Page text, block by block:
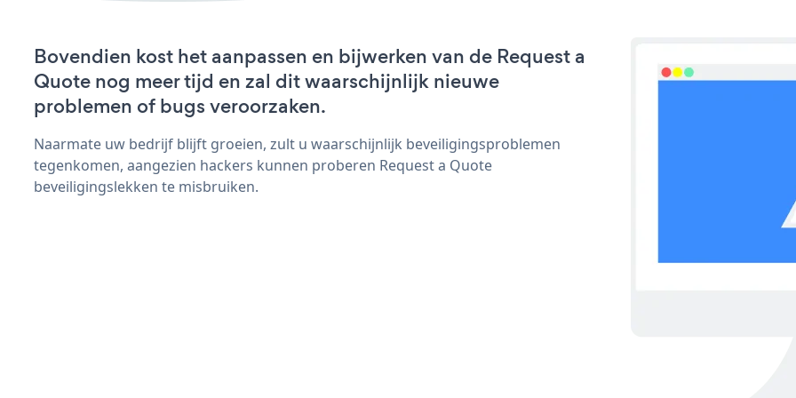
Bovendien kost het aanpassen en bijwerken van de Request a
Quote nog meer tijd en zal dit waarschijnlijk nieuwe
problemen of bugs veroorzaken.
Naarmate uw bedrijf blijft groeien, zult u waarschijnlijk beveiligingsproblemen
tegenkomen, aangezien hackers kunnen proberen Request a Quote
beveiligingslekken te misbruiken.